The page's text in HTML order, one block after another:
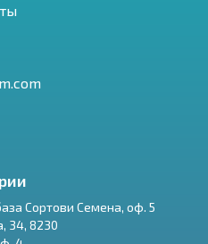
Сортови Семена, оф. 5
34, 8230